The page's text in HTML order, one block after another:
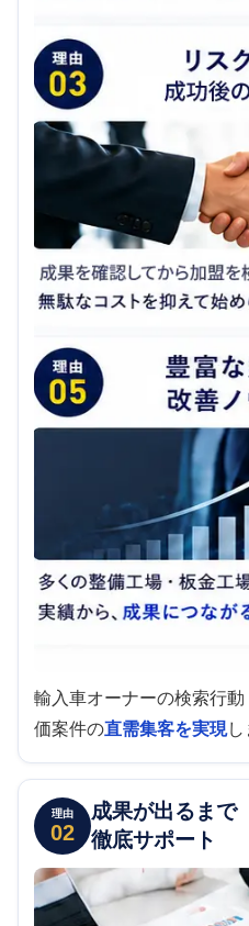
輸入車オーナーの検索行
価案件の直需集客を実現し
理由
02
成果が出るまで
徹底サポート